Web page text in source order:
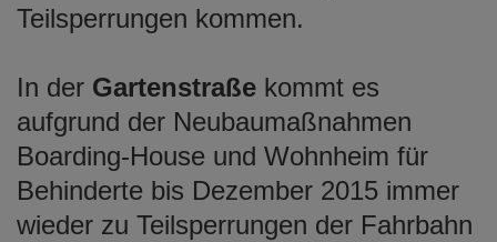
Teilsperrungen kommen.
In der Gartenstraße kommt es
aufgrund der Neubaumaßnahmen
Boarding-House und Wohnheim für
Behinderte bis Dezember 2015 immer
wieder zu Teilsperrungen der Fahrbahn